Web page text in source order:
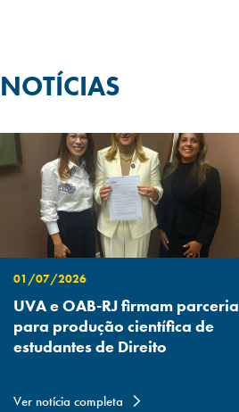
NOTÍCIAS
01/07/2026
UVA e OAB-RJ firmam parceria
para produção científica de
estudantes de Direito
Ver notícia completa